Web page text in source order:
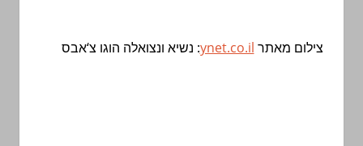
צילום מאתר ynet.co.il
: נשיא ונצואלה הוגו צ‘אבס